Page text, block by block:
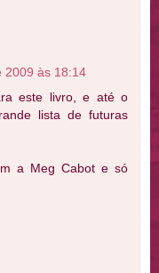
2009 às 18:14
este livro, e até o
lista de futuras
a Meg Cabot e só